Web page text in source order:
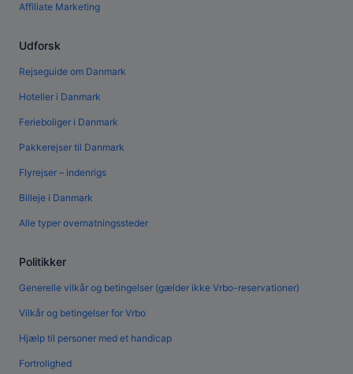
Affiliate Marketing
Udforsk
Rejseguide om Danmark
Hoteller i Danmark
Ferieboliger i Danmark
Pakkerejser til Danmark
Flyrejser – indenrigs
Billeje i Danmark
Alle typer overnatningssteder
Politikker
Generelle vilkår og betingelser (gælder ikke Vrbo-reservationer)
Vilkår og betingelser for Vrbo
Hjælp til personer med et handicap
Fortrolighed